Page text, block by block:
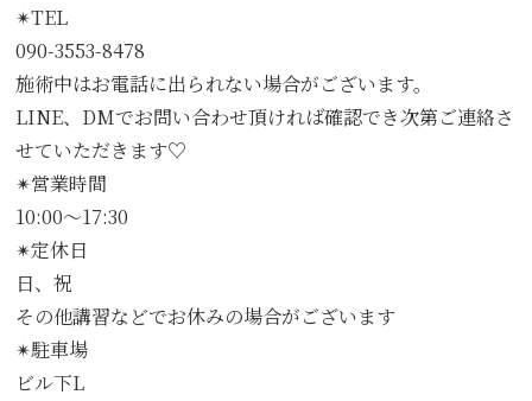
✴︎TEL
090-3553-8478
施術中はお電話に出られない場合がございます。
LINE、DMでお問い合わせ頂ければ確認でき次第ご連絡さ
せていただきます♡
✴︎営業時間
10:00〜17:30
✴︎定休日
日、祝
その他講習などでお休みの場合がございます
✴︎駐車場
ビル下L